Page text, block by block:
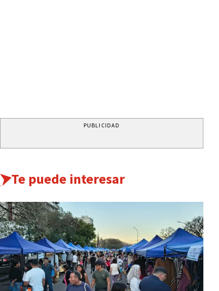
PUBLICIDAD
Te puede interesar